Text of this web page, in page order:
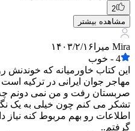
2
مشاهده بیشتر
Mira میرا
۱۴۰۳/۲/۱۶
4
- خوب
این کتاب خاورمیانه که خوندنش
مهاجر جوان ایرانی در ترکیه
صربستان رفت و من نمی دونم
تشکر می کنم چون خیلی به یک
اطلاعات رو بهم مربوط کنه نیاز
گرفتم..